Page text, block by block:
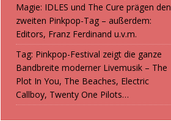
Magie: IDLES und The Cure prägen den
zweiten Pinkpop-Tag – außerdem:
Editors, Franz Ferdinand u.v.m.
Tag: Pinkpop-Festival zeigt die ganze
Bandbreite moderner Livemusik – The
Plot In You, The Beaches, Electric
Callboy, Twenty One Pilots…